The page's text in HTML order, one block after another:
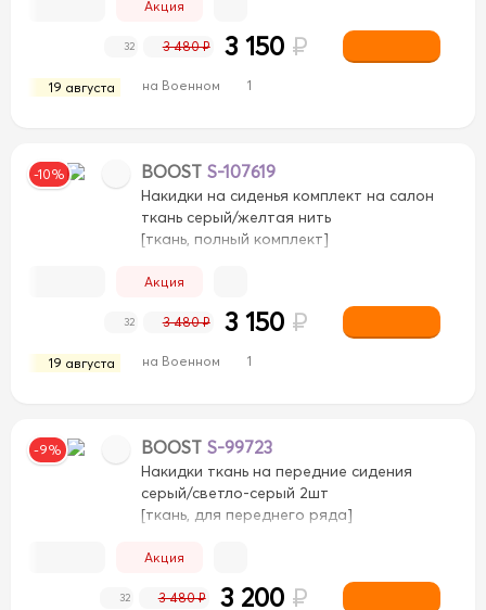
Акция
19 августа на Военном 1
32 3 480 ₽ 3 150 ₽
-10% BOOST S-107619
Накидки на сиденья комплект на салон
ткань серый/желтая нить
[ткань, полный комплект]
Акция
19 августа на Военном 1
32 3 480 ₽ 3 150 ₽
-9% BOOST S-99723
Накидки ткань на передние сидения
серый/светло-серый 2шт
[ткань, для переднего ряда]
Акция
32 3 480 ₽ 3 200 ₽